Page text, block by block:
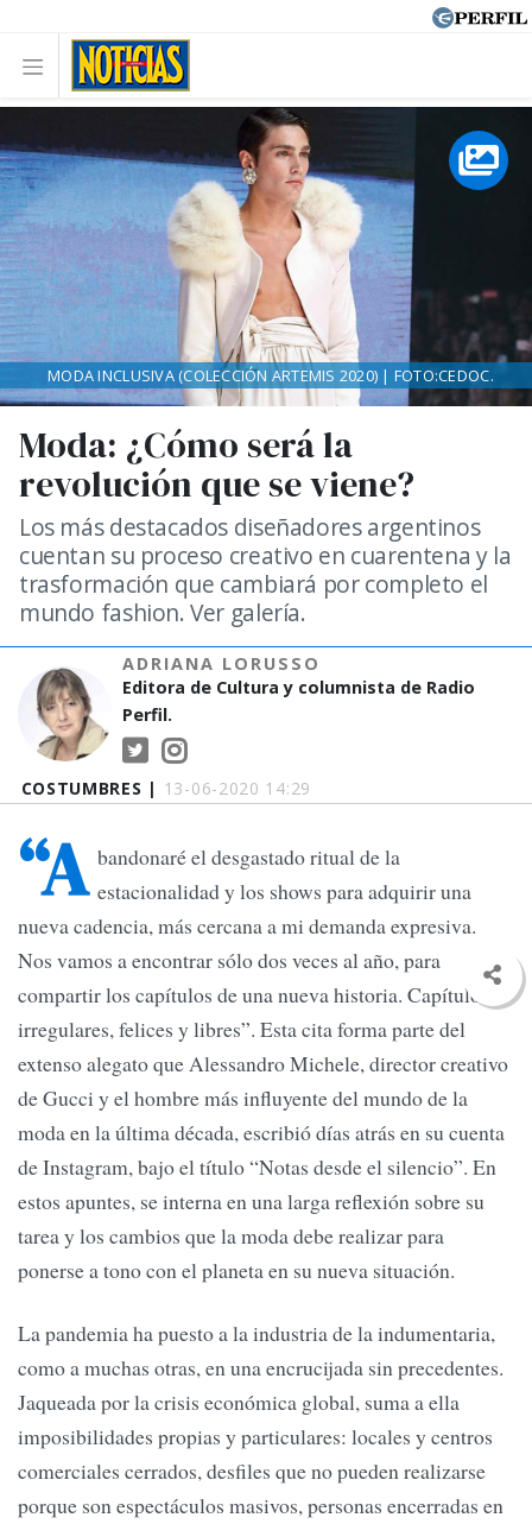
COSTUMBRES | 13-06-2020 14:29
Moda: ¿Cómo será la
revolución que se viene?
Los más destacados diseñadores argentinos
cuentan su proceso creativo en cuarentena y la
trasformación que cambiará por completo el
mundo fashion. Ver galería.
ADRIANA LORUSSO
Editora de Cultura y columnista de Radio
Perfil.
MODA INCLUSIVA (COLECCIÓN ARTEMIS 2020) | FOTO:CEDOC.
“A bandonaré el desgastado ritual de la
estacionalidad y los shows para adquirir una
nueva cadencia, más cercana a mi demanda expresiva.
Nos vamos a encontrar sólo dos veces al año, para
compartir los capítulos de una nueva historia. Capítulos
irregulares, felices y libres”. Esta cita forma parte del
extenso alegato que Alessandro Michele, director creativo
de Gucci y el hombre más influyente del mundo de la
moda en la última década, escribió días atrás en su cuenta
de Instagram, bajo el título “Notas desde el silencio”. En
estos apuntes, se interna en una larga reflexión sobre su
tarea y los cambios que la moda debe realizar para
ponerse a tono con el planeta en su nueva situación.
La pandemia ha puesto a la industria de la indumentaria,
como a muchas otras, en una encrucijada sin precedentes.
Jaqueada por la crisis económica global, suma a ella
imposibilidades propias y particulares: locales y centros
comerciales cerrados, desfiles que no pueden realizarse
porque son espectáculos masivos, personas encerradas en